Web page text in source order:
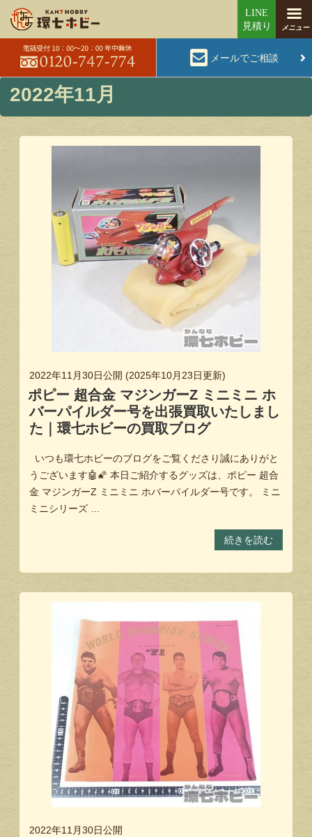
メールでご相談
2022年11月
2022年11月30日公開 (2025年10月23日更新)
ポピー 超合金 マジンガーZ ミニミニ ホ
バーパイルダー号を出張買取いたしまし
た｜環七ホビーの買取ブログ
いつも環七ホビーのブログをご覧くださり誠にありがと
うございます🤖🌠 本日ご紹介するグッズは、ポピー 超合
金 マジンガーZ ミニミニ ホバーパイルダー号です。 ミニ
ミニシリーズ …
続きを読む
2022年11月30日公開